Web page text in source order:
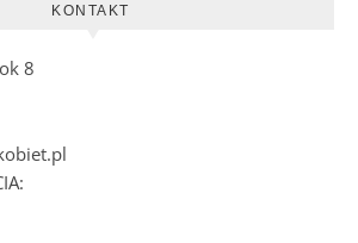
KONTAKT
8